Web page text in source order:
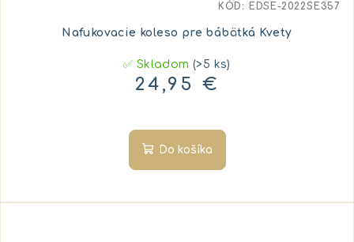
Nafukovacie koleso pre bábätká Kvety
✅ Skladom(>5 ks)
24,95 €
Do košíka
KÓD: EDSE-2022SE357